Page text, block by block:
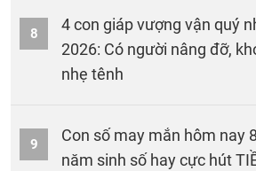
8
4 con giáp vượng vận quý
2026: Có người nâng đỡ,
nhẹ tênh
9
Con số may mắn hôm nay
năm sinh số hay cực hút